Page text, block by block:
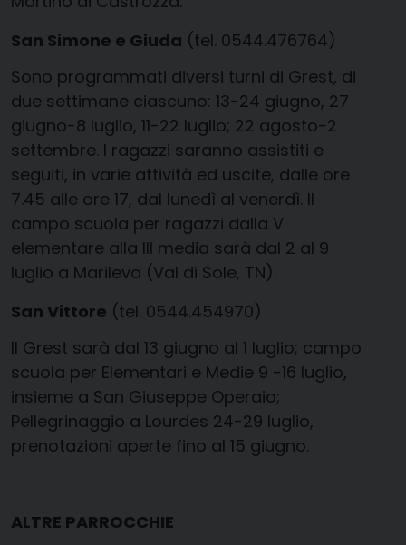
San Simone e Giuda (tel. 0544.476764)
Sono programmati diversi turni di Grest, di
due settimane ciascuno: 13-24 giugno, 27
giugno-8 luglio, 11-22 luglio; 22 agosto-2
settembre. I ragazzi saranno assistiti e
seguiti, in varie attività ed uscite, dalle ore
7.45 alle ore 17, dal lunedì al venerdì. Il
campo scuola per ragazzi dalla V
elementare alla III media sarà dal 2 al 9
luglio a Marileva (Val di Sole, TN).
San Vittore (tel. 0544.454970)
Il Grest sarà dal 13 giugno al 1 luglio; campo
scuola per Elementari e Medie 9 -16 luglio,
insieme a San Giuseppe Operaio;
Pellegrinaggio a Lourdes 24-29 luglio,
prenotazioni aperte fino al 15 giugno.
ALTRE PARROCCHIE